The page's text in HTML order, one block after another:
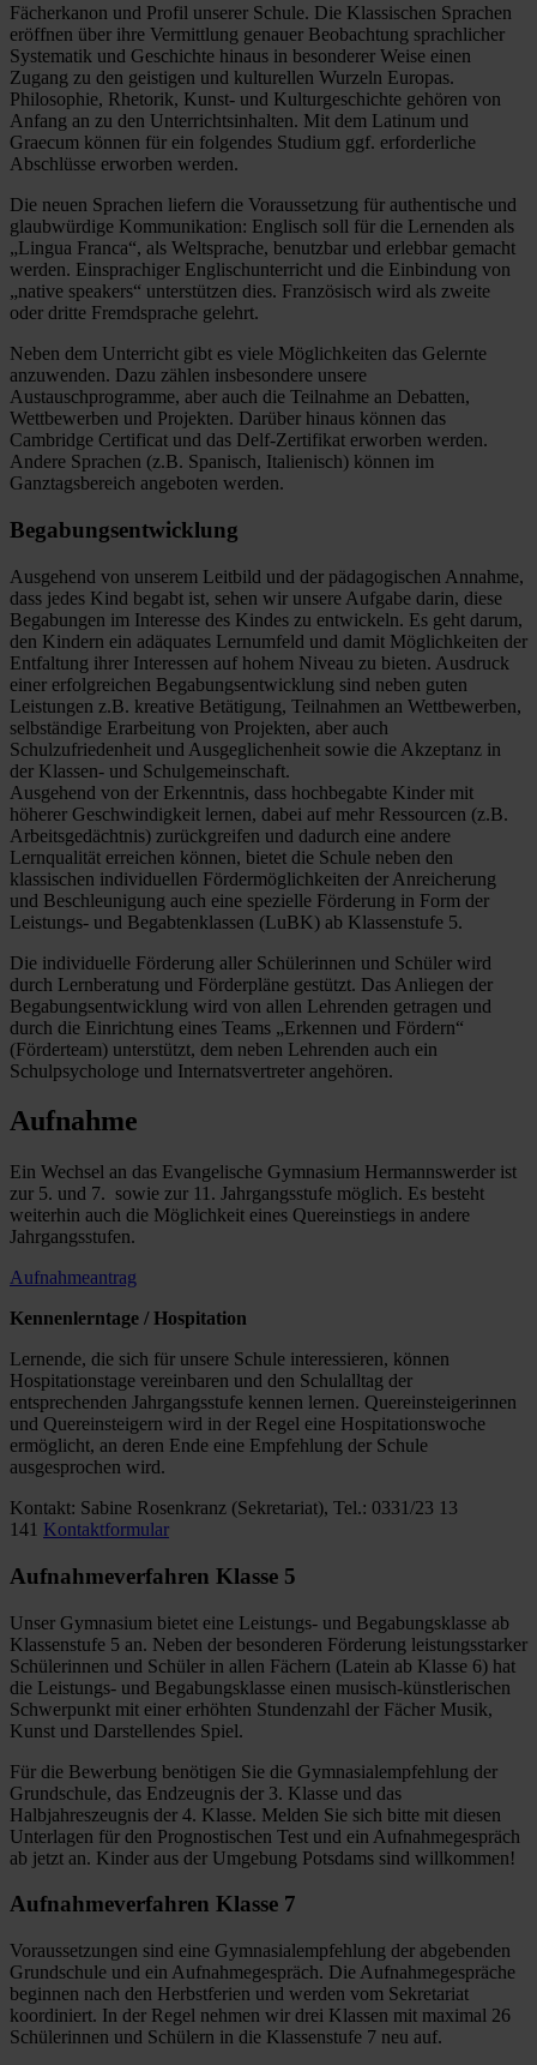
Fächerkanon und Profil unserer Schule. Die Klassischen Sprachen
eröffnen über ihre Vermittlung genauer Beobachtung sprachlicher
Systematik und Geschichte hinaus in besonderer Weise einen
Zugang zu den geistigen und kulturellen Wurzeln Europas.
Philosophie, Rhetorik, Kunst- und Kulturgeschichte gehören von
Anfang an zu den Unterrichtsinhalten. Mit dem Latinum und
Graecum können für ein folgendes Studium ggf. erforderliche
Abschlüsse erworben werden.
Die neuen Sprachen liefern die Voraussetzung für authentische und
glaubwürdige Kommunikation: Englisch soll für die Lernenden als
„Lingua Franca“, als Weltsprache, benutzbar und erlebbar gemacht
werden. Einsprachiger Englischunterricht und die Einbindung von
„native speakers“ unterstützen dies. Französisch wird als zweite
oder dritte Fremdsprache gelehrt.
Neben dem Unterricht gibt es viele Möglichkeiten das Gelernte
anzuwenden. Dazu zählen insbesondere unsere
Austauschprogramme, aber auch die Teilnahme an Debatten,
Wettbewerben und Projekten. Darüber hinaus können das
Cambridge Certificat und das Delf-Zertifikat erworben werden.
Andere Sprachen (z.B. Spanisch, Italienisch) können im
Ganztagsbereich angeboten werden.
Begabungsentwicklung
Ausgehend von unserem Leitbild und der pädagogischen Annahme,
dass jedes Kind begabt ist, sehen wir unsere Aufgabe darin, diese
Begabungen im Interesse des Kindes zu entwickeln. Es geht darum,
den Kindern ein adäquates Lernumfeld und damit Möglichkeiten der
Entfaltung ihrer Interessen auf hohem Niveau zu bieten. Ausdruck
einer erfolgreichen Begabungsentwicklung sind neben guten
Leistungen z.B. kreative Betätigung, Teilnahmen an Wettbewerben,
selbständige Erarbeitung von Projekten, aber auch
Schulzufriedenheit und Ausgeglichenheit sowie die Akzeptanz in
der Klassen- und Schulgemeinschaft.
Ausgehend von der Erkenntnis, dass hochbegabte Kinder mit
höherer Geschwindigkeit lernen, dabei auf mehr Ressourcen (z.B.
Arbeitsgedächtnis) zurückgreifen und dadurch eine andere
Lernqualität erreichen können, bietet die Schule neben den
klassischen individuellen Fördermöglichkeiten der Anreicherung
und Beschleunigung auch eine spezielle Förderung in Form der
Leistungs- und Begabtenklassen (LuBK) ab Klassenstufe 5.
Die individuelle Förderung aller Schülerinnen und Schüler wird
durch Lernberatung und Förderpläne gestützt. Das Anliegen der
Begabungsentwicklung wird von allen Lehrenden getragen und
durch die Einrichtung eines Teams „Erkennen und Fördern“
(Förderteam) unterstützt, dem neben Lehrenden auch ein
Schulpsychologe und Internatsvertreter angehören.
Aufnahme
Ein Wechsel an das Evangelische Gymnasium Hermannswerder ist
zur 5. und 7. sowie zur 11. Jahrgangsstufe möglich. Es besteht
weiterhin auch die Möglichkeit eines Quereinstiegs in andere
Jahrgangsstufen.
Aufnahmeantrag
Kennenlerntage / Hospitation
Lernende, die sich für unsere Schule interessieren, können
Hospitationstage vereinbaren und den Schulalltag der
entsprechenden Jahrgangsstufe kennen lernen. Quereinsteigerinnen
und Quereinsteigern wird in der Regel eine Hospitationswoche
ermöglicht, an deren Ende eine Empfehlung der Schule
ausgesprochen wird.
Kontakt: Sabine Rosenkranz (Sekretariat), Tel.: 0331/23 13
141 Kontaktformular
Aufnahmeverfahren Klasse 5
Unser Gymnasium bietet eine Leistungs- und Begabungsklasse ab
Klassenstufe 5 an. Neben der besonderen Förderung leistungsstarker
Schülerinnen und Schüler in allen Fächern (Latein ab Klasse 6) hat
die Leistungs- und Begabungsklasse einen musisch-künstlerischen
Schwerpunkt mit einer erhöhten Stundenzahl der Fächer Musik,
Kunst und Darstellendes Spiel.
Für die Bewerbung benötigen Sie die Gymnasialempfehlung der
Grundschule, das Endzeugnis der 3. Klasse und das
Halbjahreszeugnis der 4. Klasse. Melden Sie sich bitte mit diesen
Unterlagen für den Prognostischen Test und ein Aufnahmegespräch
ab jetzt an. Kinder aus der Umgebung Potsdams sind willkommen!
Aufnahmeverfahren Klasse 7
Voraussetzungen sind eine Gymnasialempfehlung der abgebenden
Grundschule und ein Aufnahmegespräch. Die Aufnahmegespräche
beginnen nach den Herbstferien und werden vom Sekretariat
koordiniert. In der Regel nehmen wir drei Klassen mit maximal 26
Schülerinnen und Schülern in die Klassenstufe 7 neu auf.